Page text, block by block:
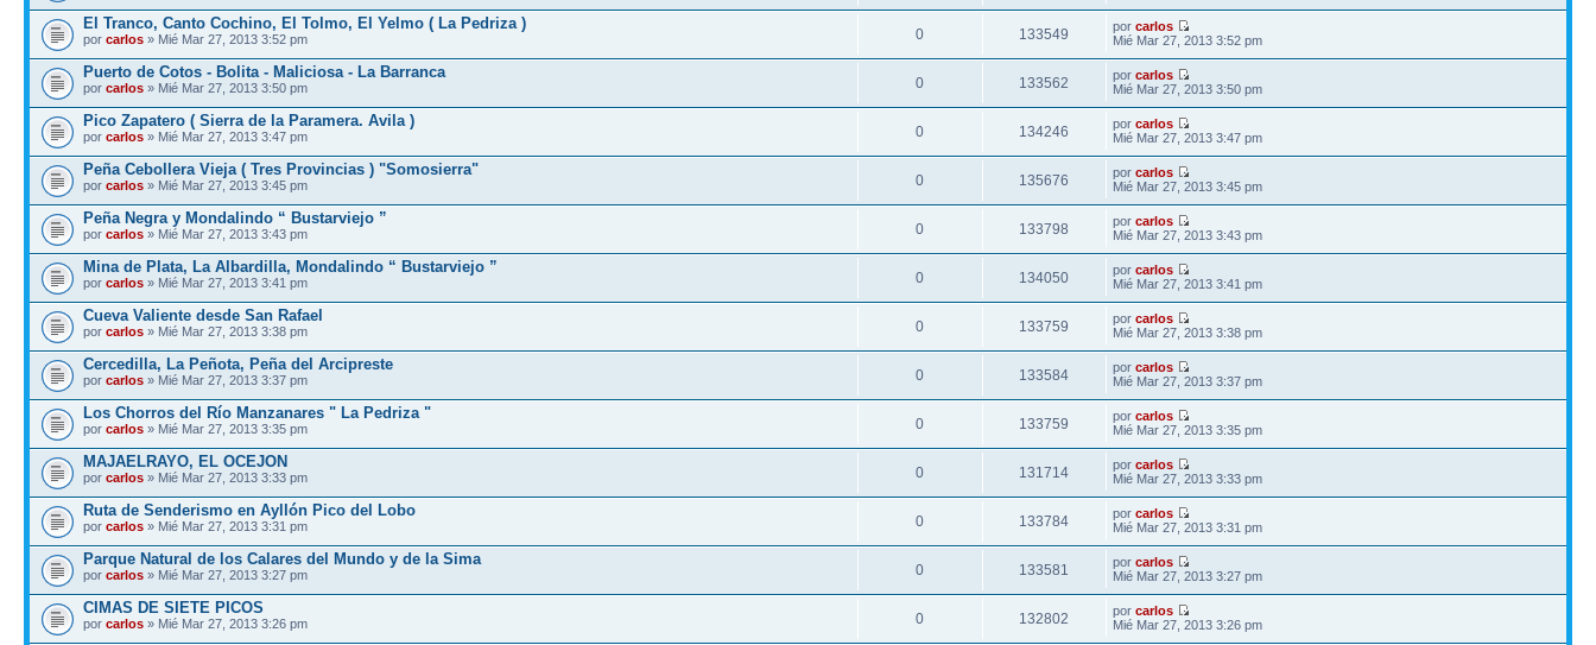
El Tranco, Canto Cochino, El Tolmo, El Yelmo ( La Pedriza )
por carlos » Mié Mar 27, 2013 3:52 pm 0 133549 porcarlos
Mié Mar 27, 2013 3:52 pm
Puerto de Cotos - Bolita - Maliciosa - La Barranca
por carlos » Mié Mar 27, 2013 3:50 pm 0 133562 porcarlos
Mié Mar 27, 2013 3:50 pm
Pico Zapatero ( Sierra de la Paramera. Avila )
por carlos » Mié Mar 27, 2013 3:47 pm 0 134246 porcarlos
Mié Mar 27, 2013 3:47 pm
Peña Cebollera Vieja ( Tres Provincias ) "Somosierra"
por carlos » Mié Mar 27, 2013 3:45 pm 0 135676 porcarlos
Mié Mar 27, 2013 3:45 pm
Peña Negra y Mondalindo “ Bustarviejo ”
por carlos » Mié Mar 27, 2013 3:43 pm 0 133798 porcarlos
Mié Mar 27, 2013 3:43 pm
Mina de Plata, La Albardilla, Mondalindo “ Bustarviejo ”
por carlos » Mié Mar 27, 2013 3:41 pm 0 134050 porcarlos
Mié Mar 27, 2013 3:41 pm
Cueva Valiente desde San Rafael
por carlos » Mié Mar 27, 2013 3:38 pm 0 133759 porcarlos
Mié Mar 27, 2013 3:38 pm
Cercedilla, La Peñota, Peña del Arcipreste
por carlos » Mié Mar 27, 2013 3:37 pm 0 133584 porcarlos
Mié Mar 27, 2013 3:37 pm
Los Chorros del Río Manzanares " La Pedriza "
por carlos » Mié Mar 27, 2013 3:35 pm 0 133759 porcarlos
Mié Mar 27, 2013 3:35 pm
MAJAELRAYO, EL OCEJON
por carlos » Mié Mar 27, 2013 3:33 pm 0 131714 porcarlos
Mié Mar 27, 2013 3:33 pm
Ruta de Senderismo en Ayllón Pico del Lobo
por carlos » Mié Mar 27, 2013 3:31 pm 0 133784 porcarlos
Mié Mar 27, 2013 3:31 pm
Parque Natural de los Calares del Mundo y de la Sima
por carlos » Mié Mar 27, 2013 3:27 pm 0 133581 porcarlos
Mié Mar 27, 2013 3:27 pm
CIMAS DE SIETE PICOS
por carlos » Mié Mar 27, 2013 3:26 pm 0 132802 porcarlos
Mié Mar 27, 2013 3:26 pm